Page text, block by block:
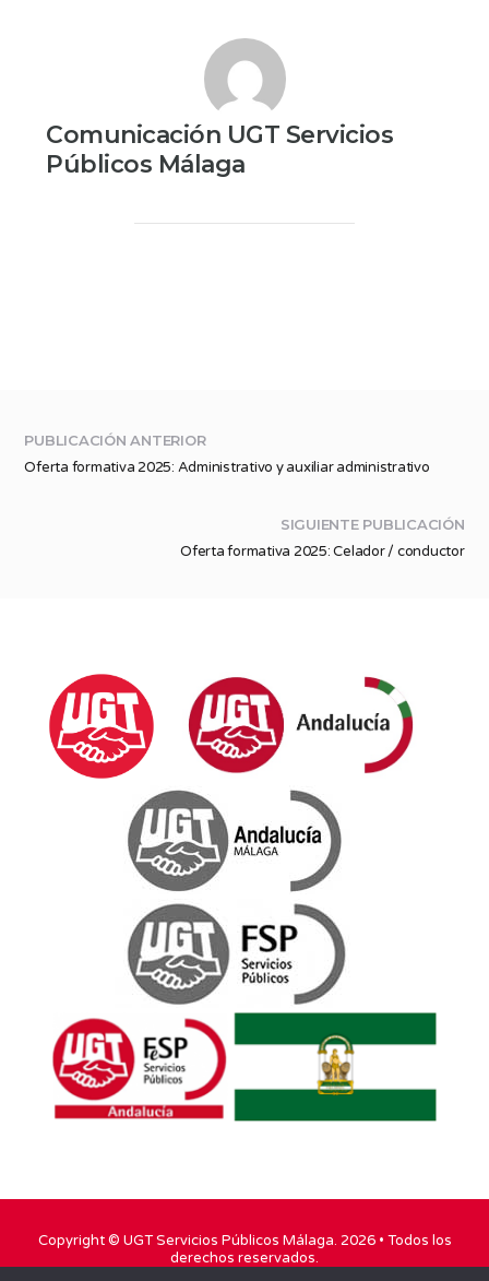
Comunicación UGT Servicios
Públicos Málaga
PUBLICACIÓN ANTERIOR
Oferta formativa 2025: Administrativo y auxiliar administrativo
SIGUIENTE PUBLICACIÓN
Oferta formativa 2025: Celador / conductor
Copyright © UGT Servicios Públicos Málaga. 2026 • Todos los
derechos reservados.